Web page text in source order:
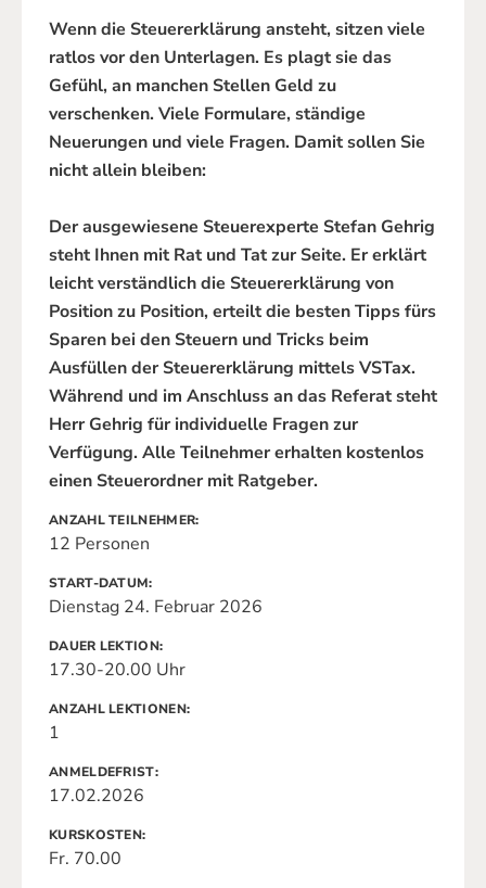
Wenn die Steuererklärung ansteht, sitzen viele
ratlos vor den Unterlagen. Es plagt sie das
Gefühl, an manchen Stellen Geld zu
verschenken. Viele Formulare, ständige
Neuerungen und viele Fragen. Damit sollen Sie
nicht allein bleiben:
Der ausgewiesene Steuerexperte Stefan Gehrig
steht Ihnen mit Rat und Tat zur Seite. Er erklärt
leicht verständlich die Steuererklärung von
Position zu Position, erteilt die besten Tipps fürs
Sparen bei den Steuern und Tricks beim
Ausfüllen der Steuererklärung mittels VSTax.
Während und im Anschluss an das Referat steht
Herr Gehrig für individuelle Fragen zur
Verfügung. Alle Teilnehmer erhalten kostenlos
einen Steuerordner mit Ratgeber.
ANZAHL TEILNEHMER
12 Personen
START-DATUM
Dienstag 24. Februar 2026
DAUER LEKTION
17.30-20.00 Uhr
ANZAHL LEKTIONEN
1
ANMELDEFRIST
17.02.2026
KURSKOSTEN
Fr. 70.00